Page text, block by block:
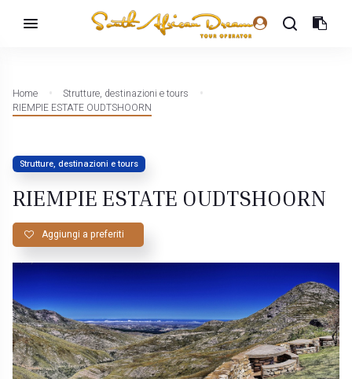
Home
Strutture, destinazioni e tours
RIEMPIE ESTATE OUDTSHOORN
Strutture, destinazioni e tours
RIEMPIE ESTATE OUDTSHOORN
Aggiungi a preferiti